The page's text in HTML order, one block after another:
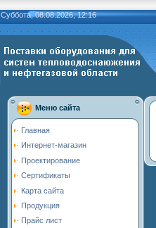
Суббота, 08.08.2026, 12:16
Меню сайта
Главная
Интернет-магазин
Проектирование
Сертификаты
Карта сайта
Продукция
Прайс лист